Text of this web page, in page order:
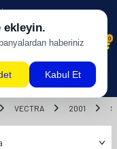
!
0
VECTRA 2001